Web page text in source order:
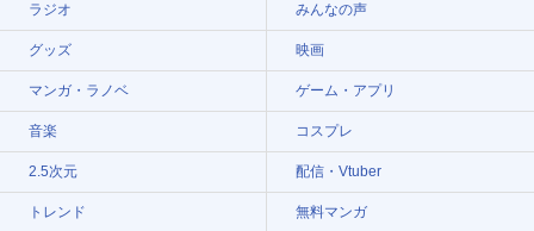
ラジオ みんなの声
グッズ 映画
マンガ・ラノベ ゲーム・アプリ
音楽 コスプレ
2.5次元 配信・Vtuber
トレンド 無料マンガ